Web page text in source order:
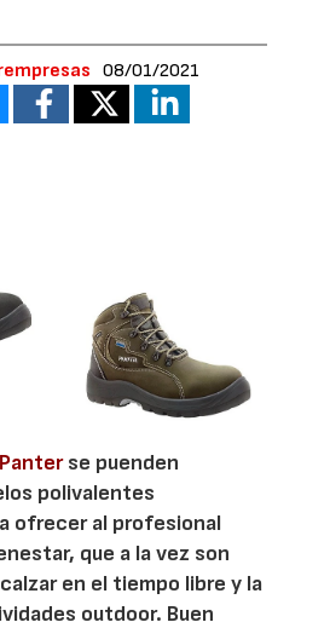
08/01/2021
Panterse puenden
polivalentes
ofrecer al profesional
que a la vez son
en el tiempo libre y la
outdoor. Buen